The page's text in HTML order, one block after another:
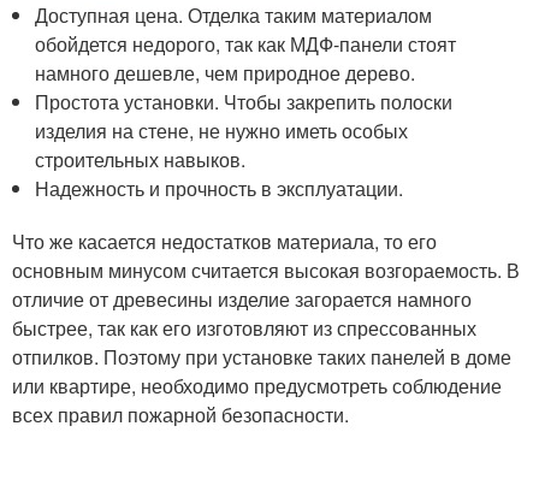
Доступная цена. Отделка таким материалом
обойдется недорого, так как МДФ-панели стоят
намного дешевле, чем природное дерево.
Простота установки. Чтобы закрепить полоски
изделия на стене, не нужно иметь особых
строительных навыков.
Надежность и прочность в эксплуатации.
Что же касается недостатков материала, то его
основным минусом считается высокая возгораемость. В
отличие от древесины изделие загорается намного
быстрее, так как его изготовляют из спрессованных
отпилков. Поэтому при установке таких панелей в доме
или квартире, необходимо предусмотреть соблюдение
всех правил пожарной безопасности.